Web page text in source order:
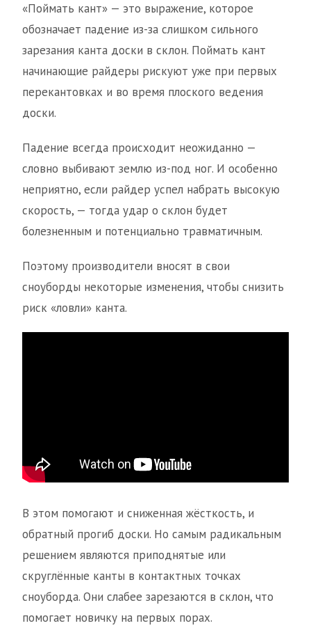
«Поймать кант» — это выражение, которое
обозначает падение из-за слишком сильного
зарезания канта доски в склон. Поймать кант
начинающие райдеры рискуют уже при первых
перекантовках и во время плоского ведения
доски.
Падение всегда происходит неожиданно —
словно выбивают землю из-под ног. И особенно
неприятно, если райдер успел набрать высокую
скорость, — тогда удар о склон будет
болезненным и потенциально травматичным.
Поэтому производители вносят в свои
сноуборды некоторые изменения, чтобы снизить
риск «ловли» канта.
В этом помогают и сниженная жёсткость, и
обратный прогиб доски. Но самым радикальным
решением являются приподнятые или
скруглённые канты в контактных точках
сноуборда. Они слабее зарезаются в склон, что
помогает новичку на первых порах.